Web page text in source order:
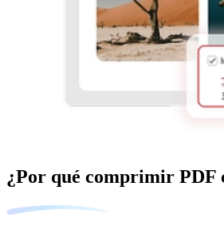
¿Por qué comprimir PDF